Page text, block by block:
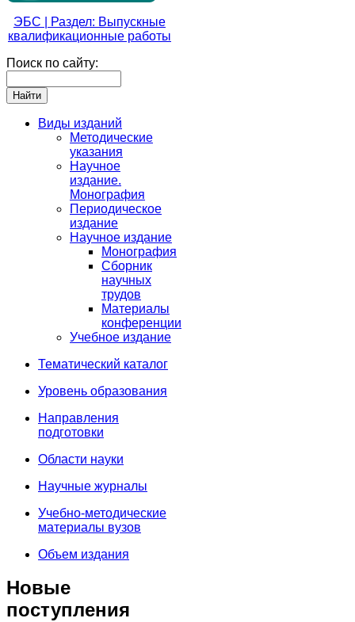
ЭБС | Раздел: Выпускные
квалификационные работы
Поиск по сайту:
Виды изданий
Методические
указания
Научное
издание.
Монография
Периодическое
издание
Научное издание
Монография
Сборник
научных
трудов
Материалы
конференции
Учебное издание
Тематический каталог
Уровень образования
Направления
подготовки
Области науки
Научные журналы
Учебно-методические
материалы вузов
Объем издания
Новые
поступления